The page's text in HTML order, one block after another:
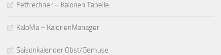
Fettrechner – Kalorien Tabelle
KaloMa – KalorienManager
Saisonkalender Obst/Gemüse